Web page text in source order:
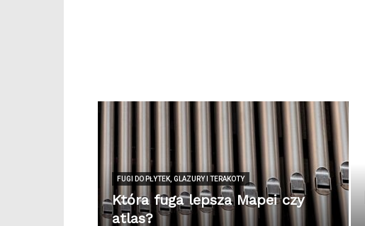
FUGI DO PŁYTEK, GLAZURY I TERAKOTY
Która fuga lepsza Mapei czy
atlas?